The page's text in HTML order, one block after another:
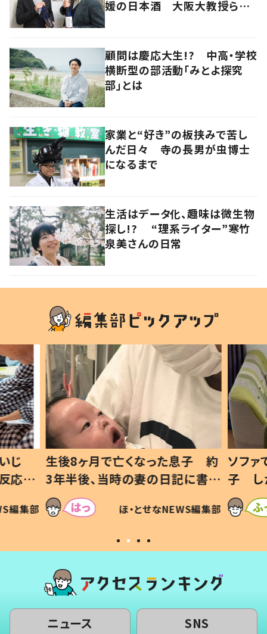
媛の日本酒 大阪大教授らの
顧問は慶応大生!? 中高・学校
横断型の部活動「みとよ探究
部」とは
家業と“好き”の板挟みで苦し
んだ日々 寺の長男が虫博士
になるまで
生活はデータ化、趣味は微生物
探し!? “理系ライター”寒竹
泉美さんの日常
約
書い
編集部
ソファでおにぎりを食べる1歳息
子 しかしよく見ると…母「！？」
すべてを察した母の投稿に「可愛
いから許す！」「現行犯〜」
ほ・とせなNEWS編集部
小1か
ッド
作り
#令和
SNSで
ニュース SNS